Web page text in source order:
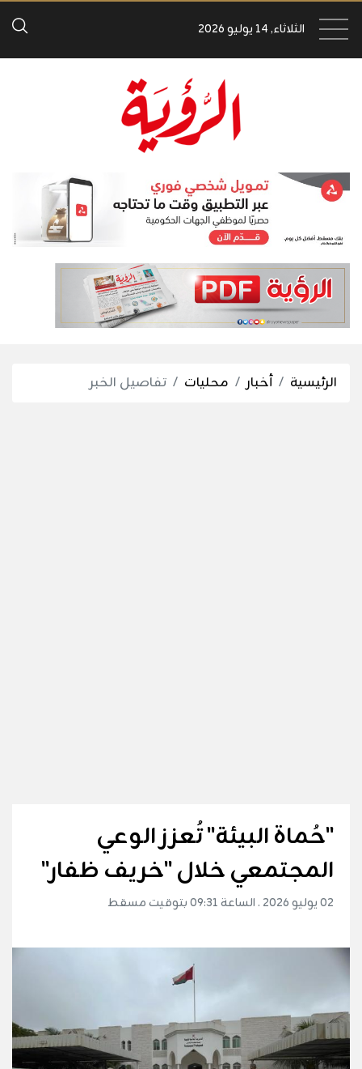
الثلاثاء, 14 يوليو 2026
الرئيسية أخبار محليات تفاصيل الخبر
"حُماة البيئة" تُعزز الوعي
المجتمعي خلال "خريف ظفار"
02 يوليو 2026 . الساعة 09:31 بتوقيت مسقط